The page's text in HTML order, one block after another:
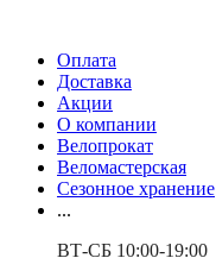
Оплата
Доставка
Акции
О компании
Велопрокат
Веломастерская
Сезонное хранение
...
ВТ-СБ 10:00-19:00